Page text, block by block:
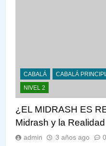
CABALÁ CABALÁ
NIVEL 2
¿EL MIDRASH ES
Midrash y la Realidad
admin 3 años ago 0